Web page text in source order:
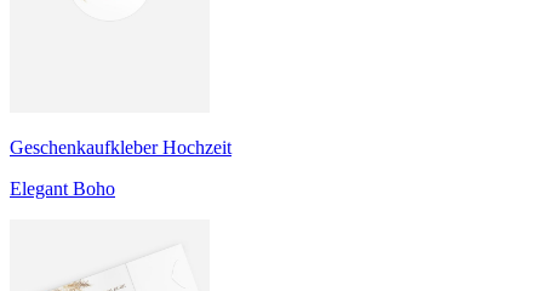
Geschenkaufkleber Hochzeit
Elegant Boho